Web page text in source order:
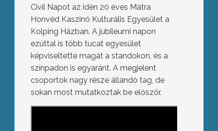
Civil Napot az idén 20 éves Mátra
Honvéd Kaszinó Kulturális Egyesület a
Kolping Házban. A jubileumi napon
ezúttal is több tucat egyesület
képviseltette magát a standokon, és a
színpadon is egyaránt. A megjelent
csoportok nagy része állandó tag, de
sokan most mutatkoztak be először.